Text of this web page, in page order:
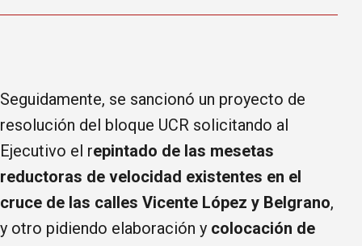
Seguidamente, se sancionó un proyecto de
resolución del bloque UCR solicitando al
Ejecutivo el repintado de las mesetas
reductoras de velocidad existentes en el
cruce de las calles Vicente López y Belgrano,
y otro pidiendo elaboración y colocación de